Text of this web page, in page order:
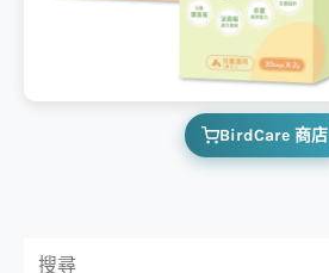
BirdCare 商店